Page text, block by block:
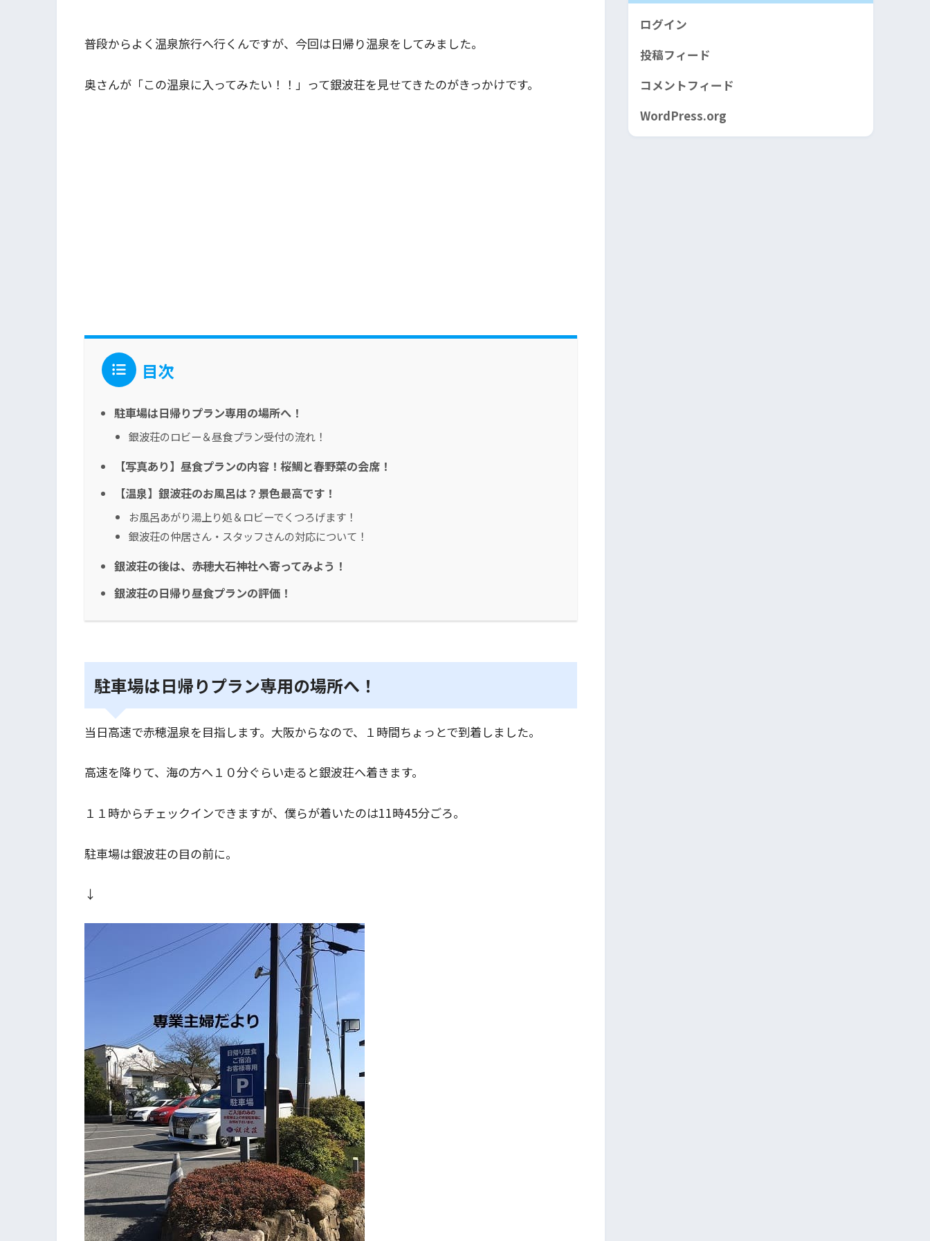
普段からよく温泉旅行へ行くんですが、今回は日帰り温泉をしてみました。
奥さんが「この温泉に入ってみたい！！」って銀波荘を見せてきたのがきっかけです。
目次
駐車場は日帰りプラン専用の場所へ！
銀波荘のロビー＆昼食プラン受付の流れ！
【写真あり】昼食プランの内容！桜鯛と春野菜の会席！
【温泉】銀波荘のお風呂は？景色最高です！
お風呂あがり湯上り処＆ロビーでくつろげます！
銀波荘の仲居さん・スタッフさんの対応について！
銀波荘の後は、赤穂大石神社へ寄ってみよう！
銀波荘の日帰り昼食プランの評価！
駐車場は日帰りプラン専用の場所へ！
当日高速で赤穂温泉を目指します。大阪からなので、１時間ちょっとで到着しました。
高速を降りて、海の方へ１０分ぐらい走ると銀波荘へ着きます。
１１時からチェックインできますが、僕らが着いたのは11時45分ごろ。
駐車場は銀波荘の目の前に。
↓
ログイン
投稿フィード
コメントフィード
WordPress.org